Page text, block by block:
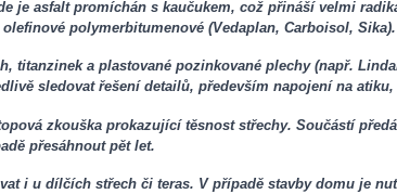
je asfalt promíchán s kaučukem, což přináší velmi
polymerbitumenové (Vedaplan, Carboisol, Sika).
titanzinek a plastované pozinkované plechy (např.
sledovat řešení detailů, především napojení na
zkouška prokazující těsnost střechy. Součástí
přesáhnout pět let.
i u dílčích střech či teras. V případě stavby domu je